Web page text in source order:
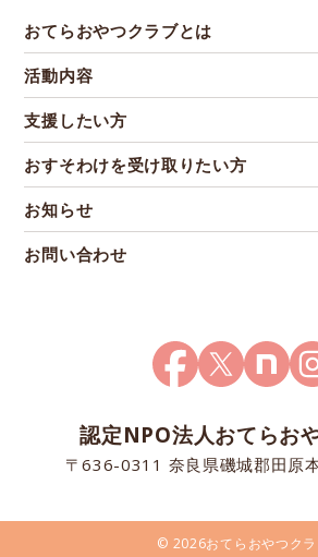
おてらおやつクラブとは
活動内容
支援したい方
おすそわけを受け取りたい方
お知らせ
お問い合わせ
認定NPO法人おてらお
〒636-0311 奈良県磯城郡田原
© 2026おてらおやつク